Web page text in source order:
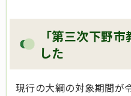
「第三次下野
した
現行の大綱の対象期間が